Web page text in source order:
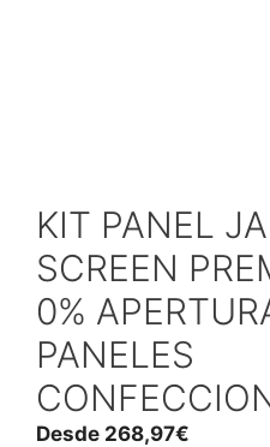
KIT PANEL
SCREEN
0%
PANELES
Desde 268,97€